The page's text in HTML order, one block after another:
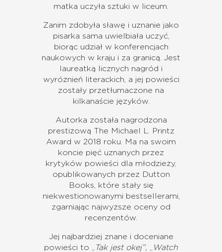
matka uczyła sztuki w liceum.
Zanim zdobyła sławę i uznanie jako
pisarka sama uwielbiała uczyć,
biorąc udział w konferencjach
naukowych w kraju i za granicą. Jest
laureatką licznych nagród i
wyróżnień literackich, a jej powieści
zostały przetłumaczone na
kilkanaście języków.
Autorka została nagrodzona
prestiżową The Michael L. Printz
Award w 2018 roku. Ma na swoim
koncie pięć uznanych przez
krytyków powieści dla młodzieży,
opublikowanych przez Dutton
Books, które stały się
niekwestionowanymi bestsellerami,
zgarniając najwyższe oceny od
recenzentów.
Jej najbardziej znane i doceniane
powieści to „
Tak jest okej”,
Watch